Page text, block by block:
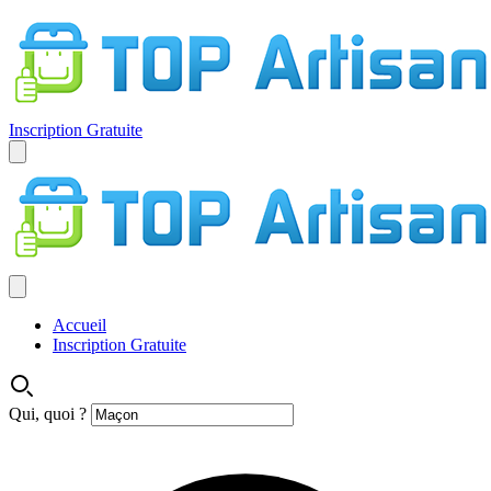
Inscription Gratuite
Accueil
Inscription Gratuite
Qui, quoi ?